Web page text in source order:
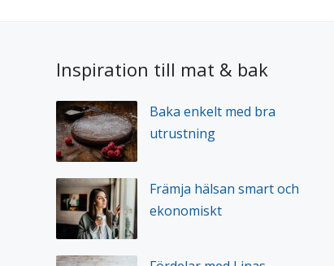
Inspiration till mat & bak
Baka enkelt med bra
utrustning
Främja hälsan smart och
ekonomiskt